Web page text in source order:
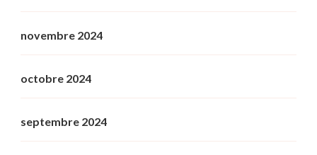
novembre 2024
octobre 2024
septembre 2024